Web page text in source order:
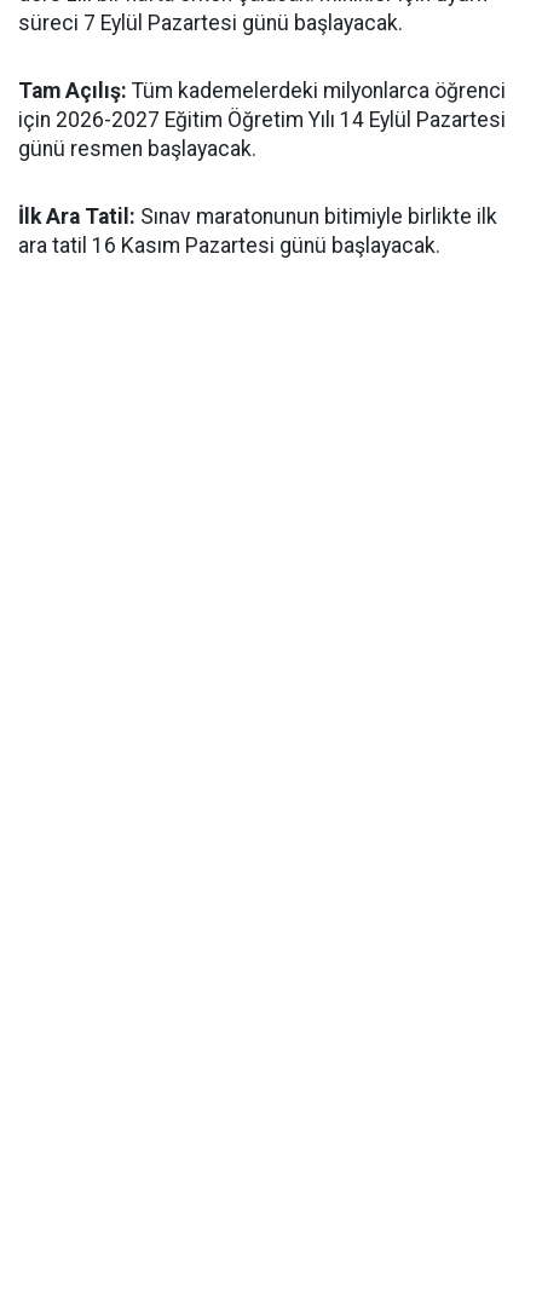
süreci 7 Eylül Pazartesi günü başlayacak.
​Tam Açılış: Tüm kademelerdeki milyonlarca öğrenci
için 2026-2027 Eğitim Öğretim Yılı 14 Eylül Pazartesi
günü resmen başlayacak.
İlk Ara Tatil: Sınav maratonunun bitimiyle birlikte ilk
ara tatil 16 Kasım Pazartesi günü başlayacak.